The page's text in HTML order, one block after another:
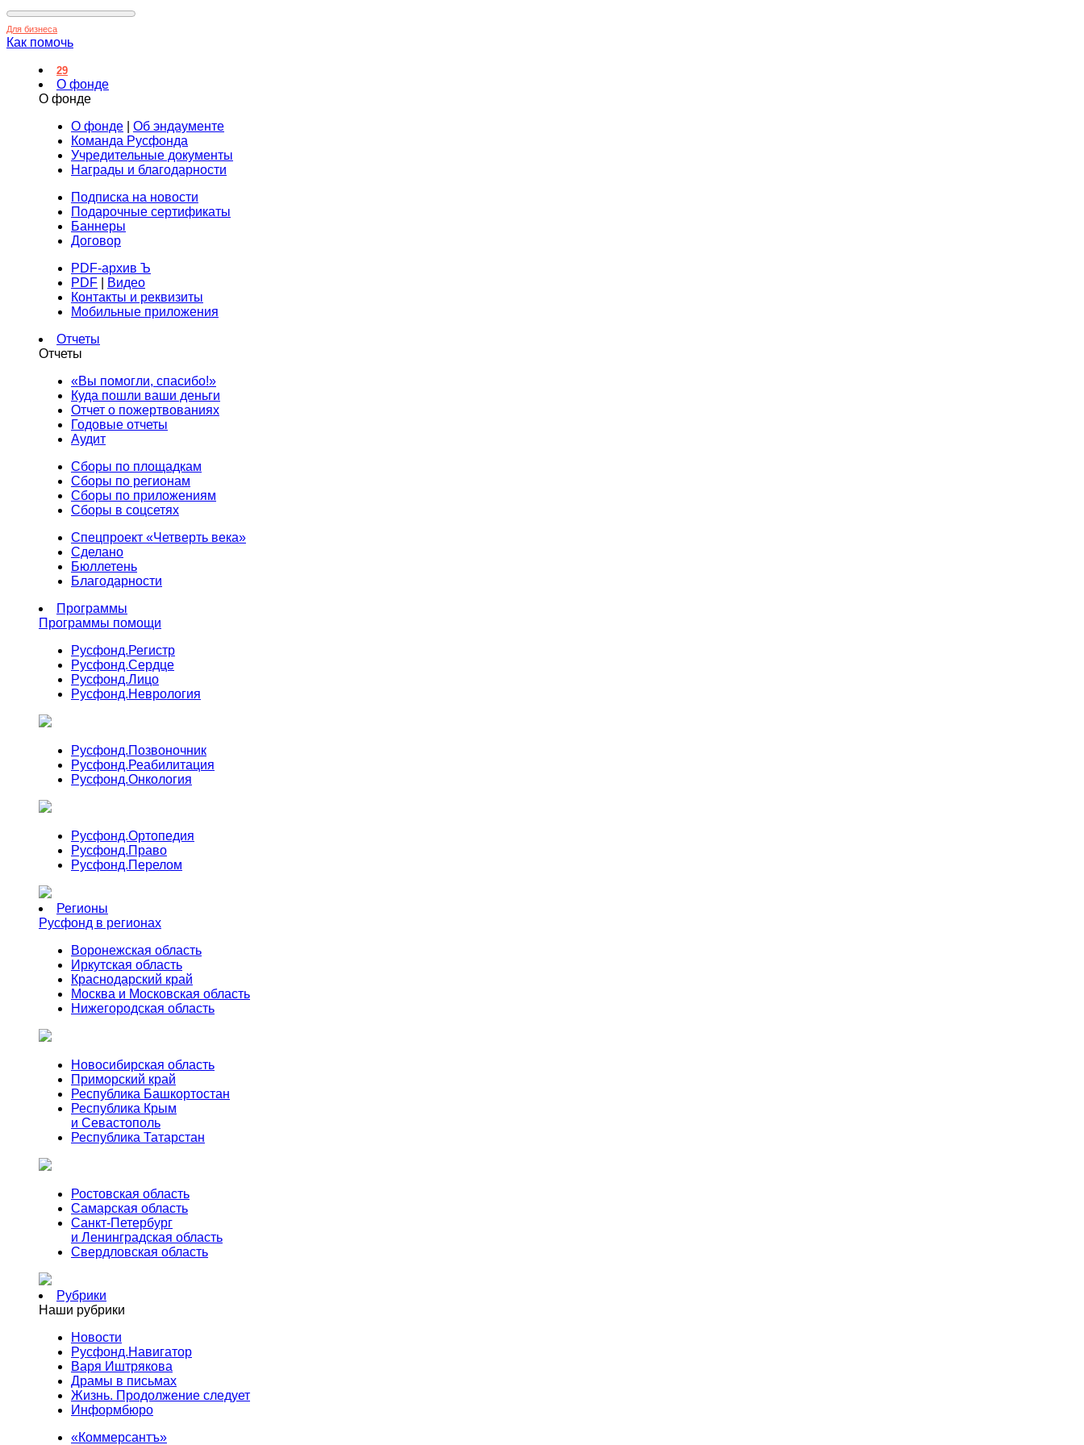
Для бизнеса
Как помочь
29
О фонде
О фонде
О фонде
Об эндаументе
Команда Русфонда
Учредительные документы
Награды и благодарности
Подписка на новости
Подарочные сертификаты
Баннеры
Договор
PDF-архив Ъ
PDF
Видео
Контакты и реквизиты
Мобильные приложения
Отчеты
Отчеты
«Вы помогли, спасибо!»
Куда пошли ваши деньги
Отчет о пожертвованиях
Годовые отчеты
Аудит
Сборы по площадкам
Сборы по регионам
Сборы по приложениям
Сборы в соцсетях
Спецпроект «Четверть века»
Сделано
Бюллетень
Благодарности
Программы
Программы помощи
Русфонд.Регистр
Русфонд.Сердце
Русфонд.Лицо
Русфонд.Неврология
Русфонд.Позвоночник
Русфонд.Реабилитация
Русфонд.Онкология
Русфонд.Ортопедия
Русфонд.Право
Русфонд.Перелом
Регионы
Русфонд в регионах
Воронежская область
Иркутская область
Краснодарский край
Москва и Московская область
Нижегородская область
Новосибирская область
Приморский край
Республика Башкортостан
Республика Крым
и Севастополь
Республика Татарстан
Ростовская область
Самарская область
Санкт-Петербург
и Ленинградская область
Свердловская область
Рубрики
Наши рубрики
Новости
Русфонд.Навигатор
Варя Иштрякова
Драмы в письмах
Жизнь. Продолжение следует
Информбюро
«Коммерсантъ»